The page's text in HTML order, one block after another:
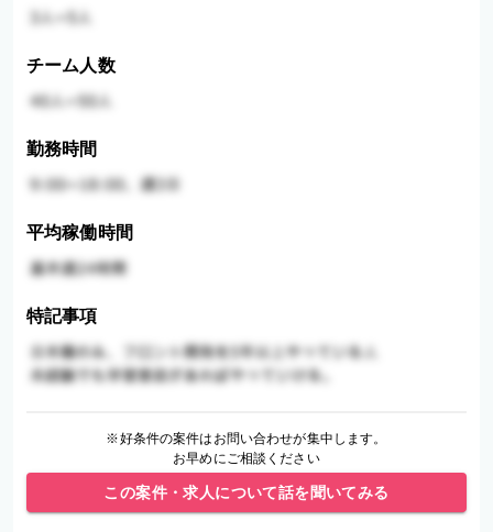
チーム人数
勤務時間
平均稼働時間
特記事項
※好条件の案件はお問い合わせが集中します。
お早めにご相談ください
この案件・求人について話を聞いてみる